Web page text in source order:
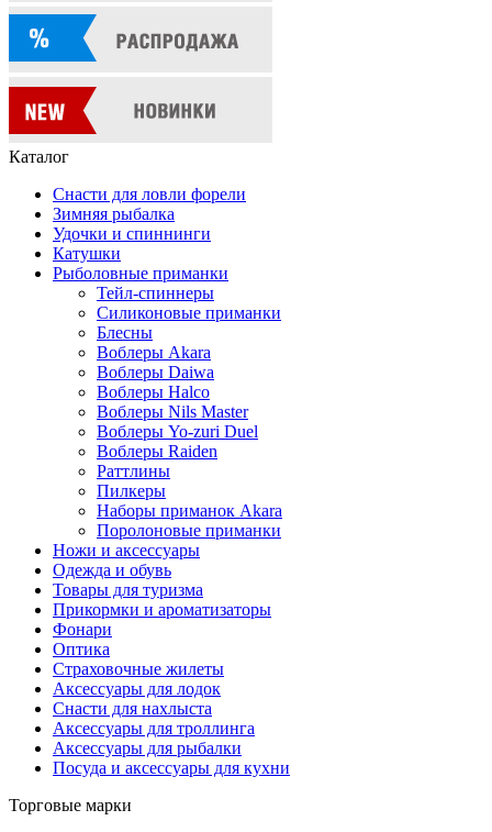
Каталог
Снасти для ловли форели
Зимняя рыбалка
Удочки и спиннинги
Катушки
Рыболовные приманки
Тейл-спиннеры
Силиконовые приманки
Блесны
Воблеры Akara
Воблеры Daiwa
Воблеры Halco
Воблеры Nils Master
Воблеры Yo-zuri Duel
Воблеры Raiden
Раттлины
Пилкеры
Наборы приманок Akara
Поролоновые приманки
Ножи и аксессуары
Одежда и обувь
Товары для туризма
Прикормки и ароматизаторы
Фонари
Оптика
Страховочные жилеты
Аксессуары для лодок
Снасти для нахлыста
Аксессуары для троллинга
Аксессуары для рыбалки
Посуда и аксессуары для кухни
Торговые марки